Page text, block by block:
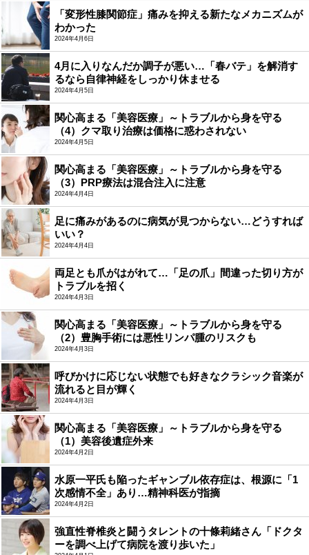
「変形性膝関節症」痛みを抑える新たなメカニズムが
わかった
2024年4月6日
4月に入りなんだか調子が悪い…「春バテ」を解消す
るなら自律神経をしっかり休ませる
2024年4月5日
関心高まる「美容医療」～トラブルから身を守る
（4）クマ取り治療は価格に惑わされない
2024年4月5日
関心高まる「美容医療」～トラブルから身を守る
（3）PRP療法は混合注入に注意
2024年4月4日
足に痛みがあるのに病気が見つからない…どうすれば
いい？
2024年4月4日
両足とも爪がはがれて…「足の爪」間違った切り方が
トラブルを招く
2024年4月3日
関心高まる「美容医療」～トラブルから身を守る
（2）豊胸手術には悪性リンパ腫のリスクも
2024年4月3日
呼びかけに応じない状態でも好きなクラシック音楽が
流れると目が輝く
2024年4月3日
関心高まる「美容医療」～トラブルから身を守る
（1）美容後遺症外来
2024年4月2日
水原一平氏も陥ったギャンブル依存症は、根源に「1
次感情不全」あり…精神科医が指摘
2024年4月2日
強直性脊椎炎と闘うタレントの十條莉緒さん「ドクタ
ーを調べ上げて病院を渡り歩いた」